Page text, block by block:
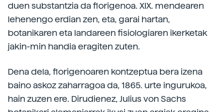
duen substantzia da florigenoa. XIX. mendearen
lehenengo erdian zen, eta, garai hartan,
botanikaren eta landareen fisiologiaren ikerketak
jakin-min handia eragiten zuten.
Dena dela, florigenoaren kontzeptua bera izena
baino askoz zaharragoa da, 1865. urte ingurukoa,
hain zuzen ere. Dirudienez, Julius von Sachs